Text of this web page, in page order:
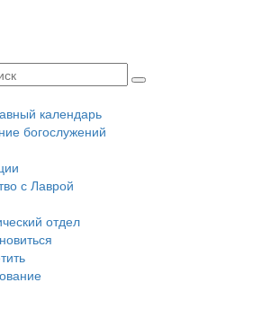
календарь
богослужений
с Лаврой
отдел